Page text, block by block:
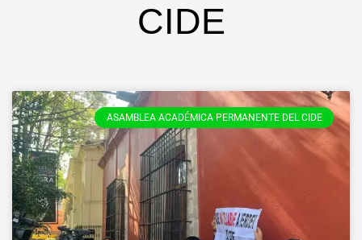
CIDE
ASAMBLEA ACADÉMICA PERMANENTE DEL CIDE